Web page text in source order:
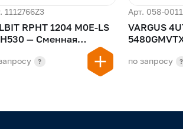
1112766Z3
RPHT 1204 M0E-LS
— Сменная
пластина
?
Арт. 058-
VARGUS
5480GMVTX —
деталей
по запросу ?